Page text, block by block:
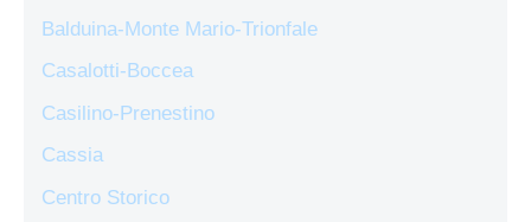
Balduina-Monte Mario-Trionfale
Casalotti-Boccea
Casilino-Prenestino
Cassia
Centro Storico